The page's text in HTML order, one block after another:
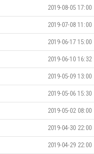
2019-08-05 17:00
2019-07-08 11:00
2019-06-17 15:00
2019-06-10 16:32
2019-05-09 13:00
2019-05-06 15:30
2019-05-02 08:00
2019-04-30 22:00
2019-04-29 22:00